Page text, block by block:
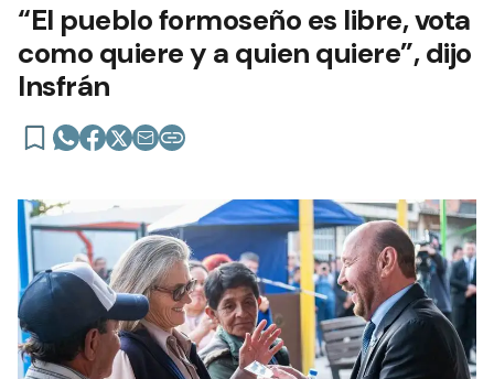
“El pueblo formoseño es libre, vota
como quiere y a quien quiere”, dijo
Insfrán